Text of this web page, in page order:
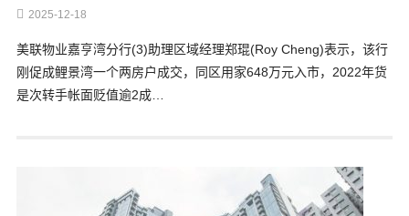
2025-12-18
美联物业嘉亨湾分行(3)助理区域经理郑琨(Roy Cheng)表示，该行
刚促成鲤景湾一个两房户成交，同区用家648万元入市，2022年货
是次转手帐面贬值逾2成…